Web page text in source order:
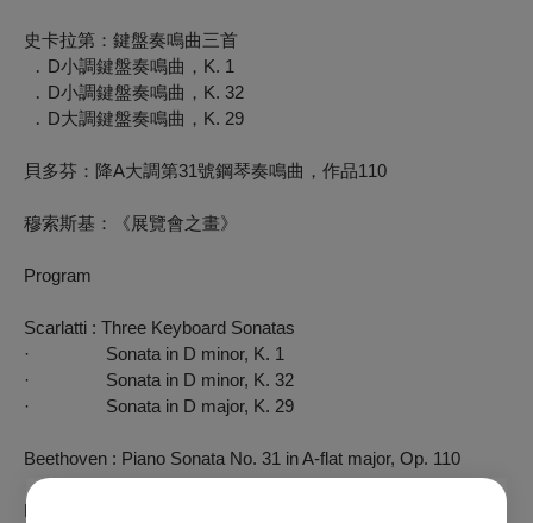
史卡拉第：鍵盤奏鳴曲三首
․ D小調鍵盤奏鳴曲，K. 1
․ D小調鍵盤奏鳴曲，K. 32
․ D大調鍵盤奏鳴曲，K. 29
貝多芬：降A大調第31號鋼琴奏鳴曲，作品110
穆索斯基 ：《展覽會之畫》
Program
Scarlatti : Three Keyboard Sonatas
· Sonata in D minor, K. 1
· Sonata in D minor, K. 32
· Sonata in D major, K. 29
Beethoven : Piano Sonata No. 31 in A-flat major, Op. 110
Mussorgsky : Pictures at an Exhibition